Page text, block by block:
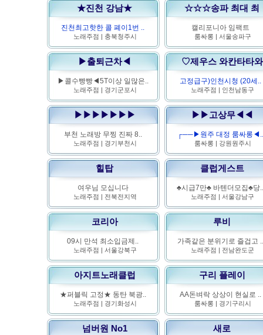
★진천 강남★
진천최고핫한 콜 폐이1번 ..
노래주점 | 충북청주시
☆☆☆송파 최대 최
캘리포니아 임팩트
룸싸롱 | 서울송파구
▶출퇴근차◀
▶콜수빵빵◀5T이상 일많은..
노래주점 | 경기군포시
♡제우스 와칸타타와
고정급구)인천시청 (20세..
노래주점 | 인천남동구
▶▶▶▶▶▶▶
부천 노래방 무찡 진짜 8..
노래주점 | 경기부천시
▶▶고상무◀◀
┌──▶원주 대정 룸싸롱◀..
룸싸롱 | 강원원주시
힐탑
여우님 모십니다
노래주점 | 전북전지역
클럽게스트
♣시급7만♣ 바텐더모집♣당..
노래주점 | 서울강남구
코리아
09시 만석 최소입금제..
노래주점 | 서울강북구
루비
가족같은 분위기로 즐겁고 ..
노래주점 | 전남완도군
아지트노래클럽
★퍼블릭 고정★ 동탄 북광..
노래주점 | 경기화성시
구리 플레이
AA돈벼락 상상이 현실로 ..
룸싸롱 | 경기구리시
넘버원 No1 새로